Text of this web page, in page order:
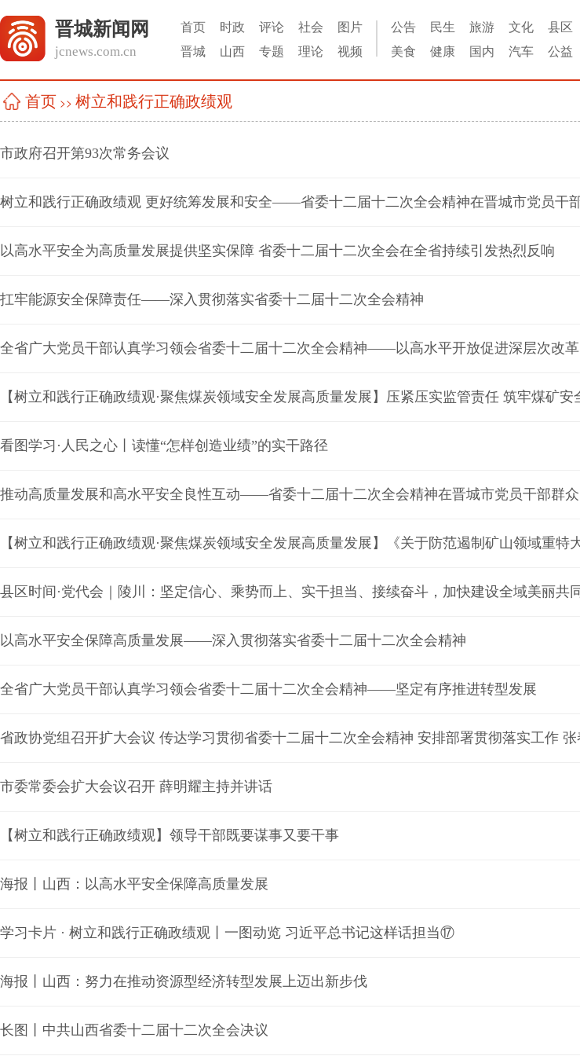
晋城新闻网
jcnews.com.cn
首页 时政 评论 社会
图片
晋城
山西 专题 理论 视频
公告 民生 旅游 文化
县区
美食
健康 国内 汽车 公益
首页 >> 树立和践行正确政绩观
市政府召开第93次常务会议
以高水平安全为高质量发展提供坚实保障 省委十二届十二次全会在全省持续引发热烈反响
扛牢能源安全保障责任——深入贯彻落实省委十二届十二次全会精神
全省广大党员干部认真学习领会省委十二届十二次全会精神——以高水平开放促进深层次改革
看图学习·人民之心丨读懂“怎样创造业绩”的实干路径
以高水平安全保障高质量发展——深入贯彻落实省委十二届十二次全会精神
全省广大党员干部认真学习领会省委十二届十二次全会精神——坚定有序推进转型发展
市委常委会扩大会议召开 薛明耀主持并讲话
【树立和践行正确政绩观】领导干部既要谋事又要干事
海报丨山西：以高水平安全保障高质量发展
学习卡片 · 树立和践行正确政绩观丨一图动览 习近平总书记这样话担当⑰
海报丨山西：努力在推动资源型经济转型发展上迈出新步伐
长图丨中共山西省委十二届十二次全会决议